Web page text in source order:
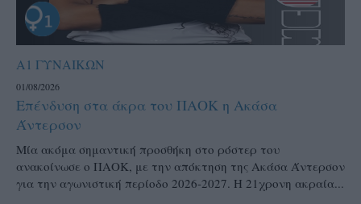
Α1 ΓΥΝΑΙΚΩΝ
01/08/2026
Επένδυση στα άκρα του ΠΑΟΚ η Ακάσα
Άντερσον
Μία ακόμα σημαντική προσθήκη στο ρόστερ του
ανακοίνωσε ο ΠΑΟΚ, με την απόκτηση της Ακάσα Άντερσον
για την αγωνιστική περίοδο 2026-2027. Η 21χρονη ακραία...